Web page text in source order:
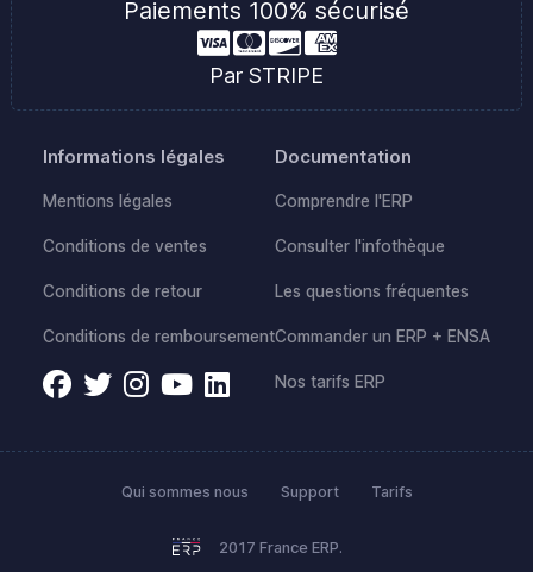
Paiements 100% sécurisé
Par STRIPE
Informations légales
Mentions légales
Conditions de ventes
Conditions de retour
Conditions de remboursement
Documentation
Comprendre l'ERP
Consulter l'infothèque
Les questions fréquentes
Commander un ERP + ENSA
Nos tarifs ERP
2017 France ERP.
Qui sommes nous Support Tarifs